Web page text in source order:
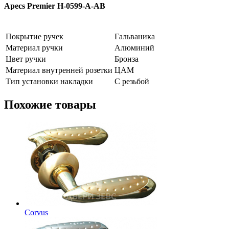
Apecs Premier H-0599-A-AB
Покрытие ручек
Гальваника
Материал ручки
Алюминий
Цвет ручки
Бронза
Материал внутренней розетки ЦАМ
Тип установки накладки
С резьбой
Похожие товары
Corvus